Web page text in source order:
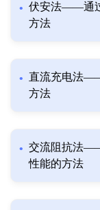
伏安法——通
方法
直流充电法
方法
交流阻抗法
性能的方法